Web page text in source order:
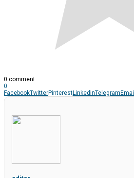
0 comment
0
FacebookTwitterPinterestLinkedinTelegramEmail